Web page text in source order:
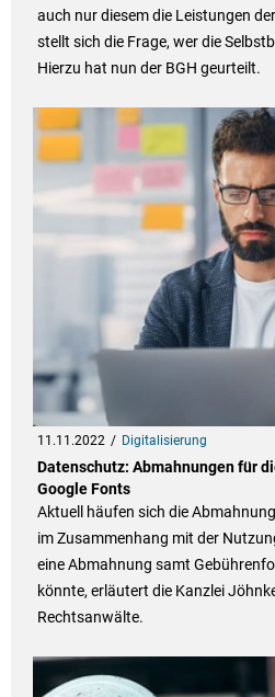
auch nur diesem die Leistungen
stellt sich die Frage, wer die
Hierzu hat nun der BGH geurteilt.
11.11.2022 Digitalisierung
Datenschutz: Abmahnungen für
Google Fonts
Aktuell häufen sich die
im Zusammenhang mit der
eine Abmahnung samt
könnte, erläutert die Kanzlei
Rechtsanwälte.